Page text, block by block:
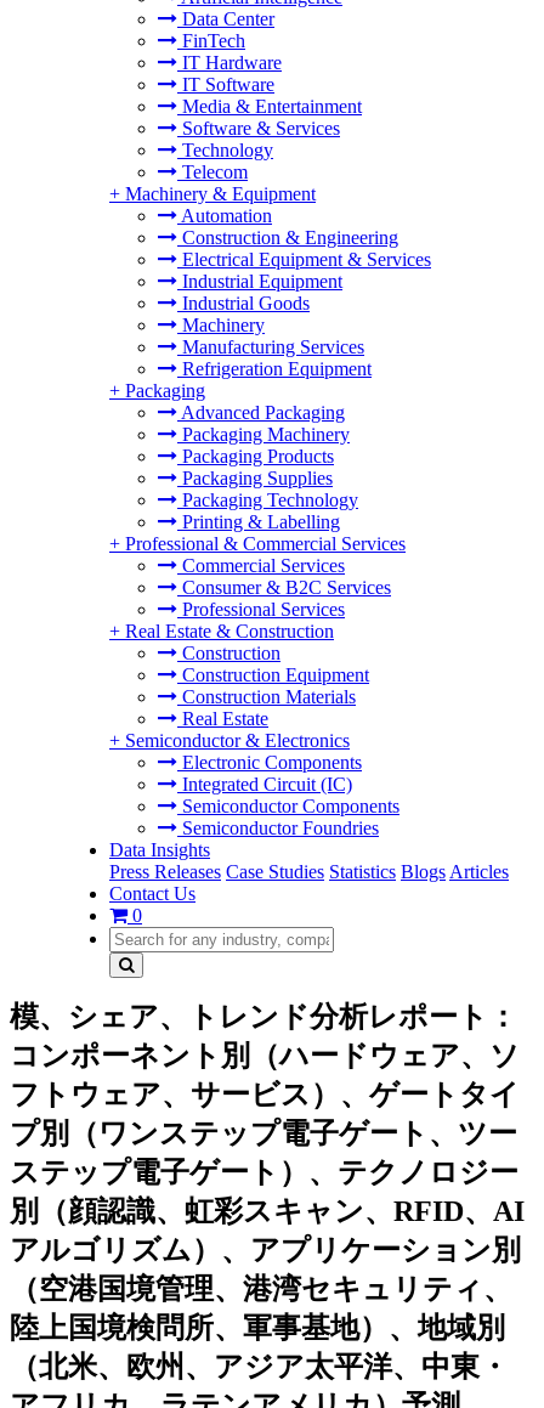
Data Center
FinTech
IT Hardware
IT Software
Media & Entertainment
Software & Services
Technology
Telecom
+ Machinery & Equipment
Automation
Construction & Engineering
Electrical Equipment & Services
Industrial Equipment
Industrial Goods
Machinery
Manufacturing Services
Refrigeration Equipment
+ Packaging
Advanced Packaging
Packaging Machinery
Packaging Products
Packaging Supplies
Packaging Technology
Printing & Labelling
+ Professional & Commercial Services
Commercial Services
Consumer & B2C Services
Professional Services
+ Real Estate & Construction
Construction
Construction Equipment
Construction Materials
Real Estate
+ Semiconductor & Electronics
Electronic Components
Integrated Circuit (IC)
Semiconductor Components
Semiconductor Foundries
Data Insights
Press Releases Case Studies Statistics Blogs Articles
Contact Us
0
模、シェア、トレンド分析レポート：
コンポーネント別（ハードウェア、ソ
フトウェア、サービス）、ゲートタイ
プ別（ワンステップ電子ゲート、ツー
ステップ電子ゲート）、テクノロジー
別（顔認識、虹彩スキャン、RFID、AI
アルゴリズム）、アプリケーション別
（空港国境管理、港湾セキュリティ、
陸上国境検問所、軍事基地）、地域別
（北米、欧州、アジア太平洋、中東・